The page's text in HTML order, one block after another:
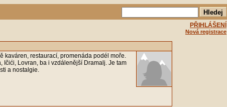
PŘIHLÁŠENÍ
Nová registrace
kaváren, restaurací, promenáda podél moře.
Lovran, ba i vzdálenější Dramalj. Je tam
a nostalgie.